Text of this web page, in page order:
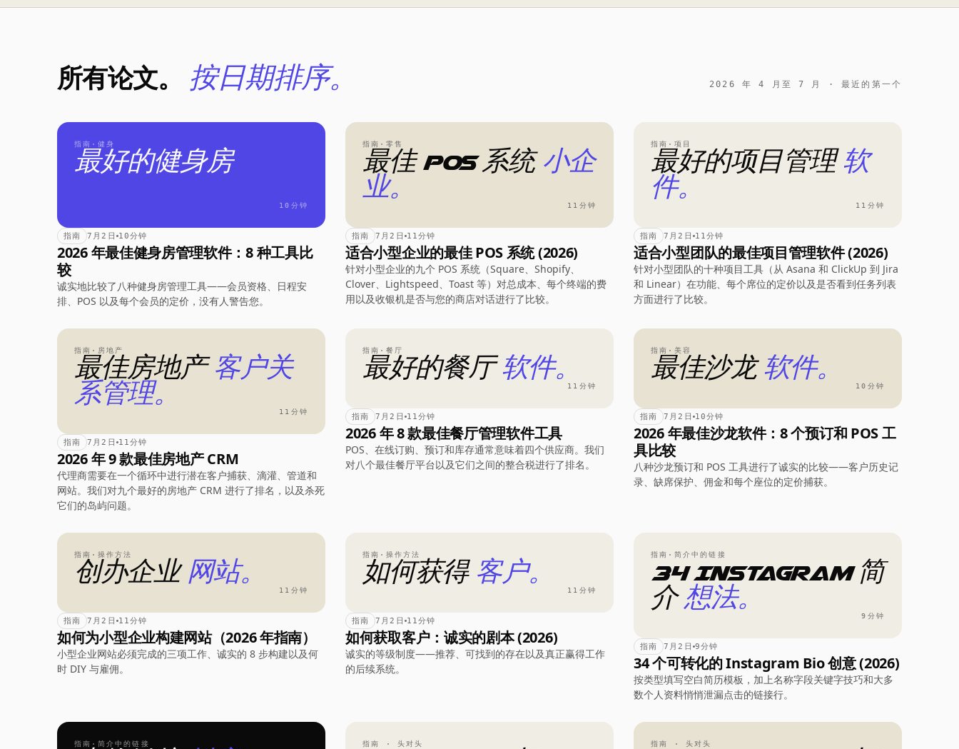
所有论文。 按日期排序。 2026 年 4 月至 7 月 · 最近的第一个
指南·健身
最好的健身房
10分钟
指南 7月2日 10分钟
2026 年最佳健身房管理软件：8 种工具比
较
诚实地比较了八种健身房管理工具——会员资格、日程安
排、POS 以及每个会员的定价，没有人警告您。
指南·零售
最佳 POS 系统 小企
业。
11分钟
指南 7月2日 11分钟
适合小型企业的最佳 POS 系统 (2026)
针对小型企业的九个 POS 系统（Square、Shopify、
Clover、Lightspeed、Toast 等）对总成本、每个终端的费
用以及收银机是否与您的商店对话进行了比较。
指南·项目
最好的项目管理 软
件。
11分钟
指南 7月2日 11分钟
适合小型团队的最佳项目管理软件 (2026)
针对小型团队的十种项目工具（从 Asana 和 ClickUp 到 Jira
和 Linear）在功能、每个席位的定价以及是否看到任务列表
方面进行了比较。
指南·房地产
最佳房地产 客户关
系管理。
11分钟
指南 7月2日 11分钟
2026 年 9 款最佳房地产 CRM
代理商需要在一个循环中进行潜在客户捕获、滴灌、管道和
网站。我们对九个最好的房地产 CRM 进行了排名，以及杀死
它们的岛屿问题。
指南·餐厅
最好的餐厅 软件。
11分钟
指南 7月2日 11分钟
2026 年 8 款最佳餐厅管理软件工具
POS、在线订购、预订和库存通常意味着四个供应商。我们
对八个最佳餐厅平台以及它们之间的整合税进行了排名。
指南·美容
最佳沙龙 软件。
10分钟
指南 7月2日 10分钟
2026 年最佳沙龙软件：8 个预订和 POS 工
具比较
八种沙龙预订和 POS 工具进行了诚实的比较——客户历史记
录、缺席保护、佣金和每个座位的定价捕获。
指南·操作方法
创办企业 网站。
11分钟
指南 7月2日 11分钟
如何为小型企业构建网站（2026 年指南）
小型企业网站必须完成的三项工作、诚实的 8 步构建以及何
时 DIY 与雇佣。
指南·操作方法
如何获得 客户。
11分钟
指南 7月2日 11分钟
如何获取客户：诚实的剧本 (2026)
诚实的等级制度——推荐、可找到的存在以及真正赢得工作
的后续系统。
指南·简介中的链接
34 Instagram 简
介 想法。
9分钟
指南 7月2日 9分钟
34 个可转化的 Instagram Bio 创意 (2026)
按类型填写空白简历模板，加上名称字段关键字技巧和大多
数个人资料悄悄泄漏点击的链接行。
指南·简介中的链接 指南 · 头对头 指南 · 头对头